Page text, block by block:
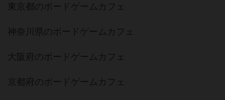
東京都のボードゲームカフェ
神奈川県のボードゲームカフェ
大阪府のボードゲームカフェ
京都府のボードゲームカフェ